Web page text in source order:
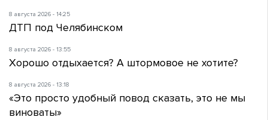
8 августа 2026 - 14:25
ДТП под Челябинском
8 августа 2026 - 13:55
Хорошо отдыхается? А штормовое не хотите?
8 августа 2026 - 13:18
«Это просто удобный повод сказать, это не мы
виноваты»